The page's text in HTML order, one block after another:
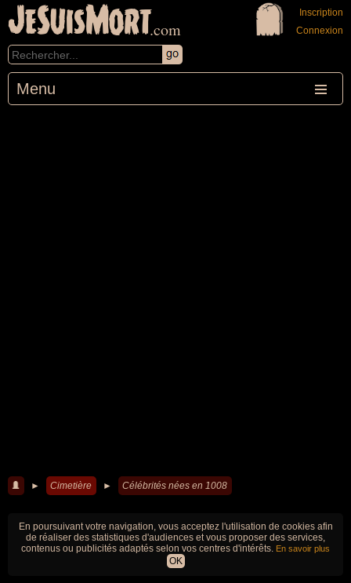
JeSuisMort.com
Menu
Inscription
Connexion
► Cimetière ► Célébrités nées en 1008
En poursuivant votre navigation, vous acceptez l'utilisation de cookies afin
de réaliser des statistiques d'audiences et vous proposer des services,
contenus ou publicités adaptés selon vos centres d'intérêts. En savoir plus
OK